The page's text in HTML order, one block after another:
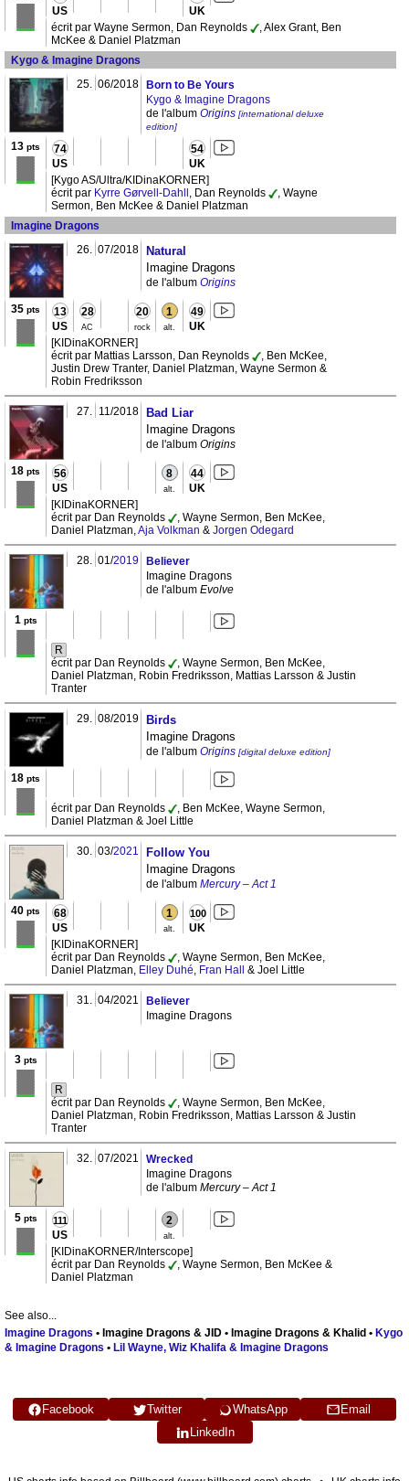
US
UK
écrit par Wayne Sermon, Dan Reynolds
, Alex Grant, Ben
McKee & Daniel Platzman
Kygo & Imagine Dragons
25. 06/2018
Born to Be Yours
Kygo & Imagine Dragons
de l'album Origins [international deluxe
edition]
13 pts 74
US
54
UK
[Kygo AS/Ultra/KIDinaKORNER]
écrit par Kyrre Gørvell-Dahll , Dan Reynolds
, Wayne
Sermon, Ben McKee & Daniel Platzman
Imagine Dragons
26. 07/2018
Natural
Imagine Dragons
de l'album Origins
35 pts 13
US
28
AC
20
rock
1
alt.
49
UK
[KIDinaKORNER]
écrit par Mattias Larsson, Dan Reynolds
, Ben McKee,
Justin Drew Tranter, Daniel Platzman, Wayne Sermon &
Robin Fredriksson
27. 11/2018
Bad Liar
Imagine Dragons
de l'album Origins
18 pts 56
US
8
alt.
44
UK
[KIDinaKORNER]
écrit par Dan Reynolds
, Wayne Sermon, Ben McKee,
Daniel Platzman,Aja Volkman & Jorgen Odegard
28. 01/2019
Believer
Imagine Dragons
de l'album Evolve
1 pts
R
écrit par Dan Reynolds
, Wayne Sermon, Ben McKee,
Daniel Platzman, Robin Fredriksson, Mattias Larsson & Justin
Tranter
29. 08/2019
Birds
Imagine Dragons
de l'album Origins [digital deluxe edition]
18 pts
écrit par Dan Reynolds
, Ben McKee, Wayne Sermon,
Daniel Platzman & Joel Little
30. 03/2021
Follow You
Imagine Dragons
de l'album Mercury – Act 1
40 pts 68
US
1
alt.
100
UK
[KIDinaKORNER]
écrit par Dan Reynolds
, Wayne Sermon, Ben McKee,
Daniel Platzman, Elley Duhé, Fran Hall & Joel Little
31. 04/2021
Believer
Imagine Dragons
3pts
R
écrit par Dan Reynolds
, Wayne Sermon, Ben McKee,
Daniel Platzman, Robin Fredriksson, Mattias Larsson & Justin
Tranter
32. 07/2021
Wrecked
Imagine Dragons
de l'album Mercury – Act 1
5pts
111
US
2
alt.
[KIDinaKORNER/Interscope]
écrit par Dan Reynolds
, Wayne Sermon, Ben McKee &
Daniel Platzman
See also...
Imagine Dragons • Imagine Dragons & JID • Imagine Dragons & Khalid • Kygo
& Imagine Dragons • Lil Wayne, Wiz Khalifa & Imagine Dragons
Facebook Twitter WhatsApp
Email
LinkedIn